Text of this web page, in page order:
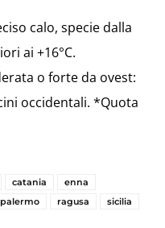
calo, specie dalla
ai +16°C.
o forte da ovest:
occidentali. *Quota
catania
enna
palermo ragusa
sicilia